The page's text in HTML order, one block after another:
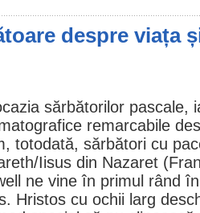
despre viața
sărbătorilor pascale,
remarcabile
totodată, sărbători cu
Iisus din Nazaret
ne vine în primul rând
Hristos cu ochii larg